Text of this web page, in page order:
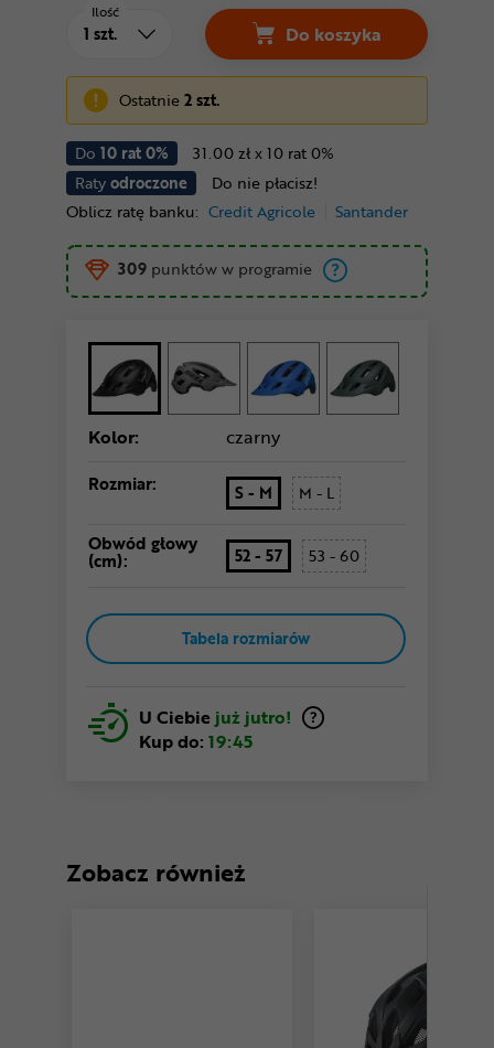
Do 10 rat 0%
31.00 zł x 10 rat 0%
Ratyodroczone
Do nie płacisz!
Oblicz ratę banku: Credit Agricole Santander
Ilość
Do koszyka
Ostatnie2 szt.
309 punktów w programie
Kolor: czarny
Rozmiar: S - M M - L
Obwód głowy
(cm): 52 - 57 53 - 60
Tabela rozmiarów
U Ciebie już jutro!
Kup do: 19:45
Zobacz również